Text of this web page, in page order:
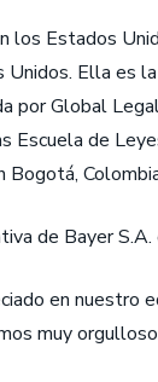
Estados
Ella es
por Global
Escuela de
Bogotá,
de Bayer
en nuestro
muy